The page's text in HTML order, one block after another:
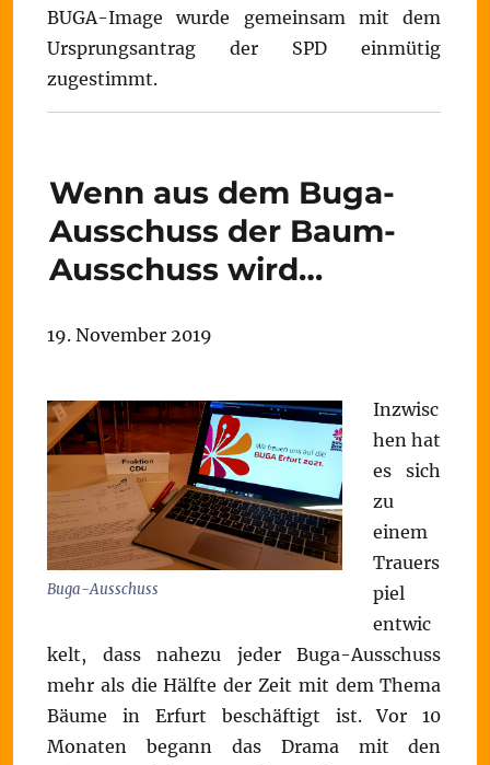
BUGA-Image wurde gemeinsam mit dem
Ursprungsantrag der SPD einmütig
zugestimmt.
Wenn aus dem Buga-
Ausschuss der Baum-
Ausschuss wird…
19. November 2019
Buga-Ausschuss
Inzwisc
hen hat
es sich
zu
einem
Trauers
piel
entwic
kelt, dass nahezu jeder Buga-Ausschuss
mehr als die Hälfte der Zeit mit dem Thema
Bäume in Erfurt beschäftigt ist. Vor 10
Monaten begann das Drama mit den